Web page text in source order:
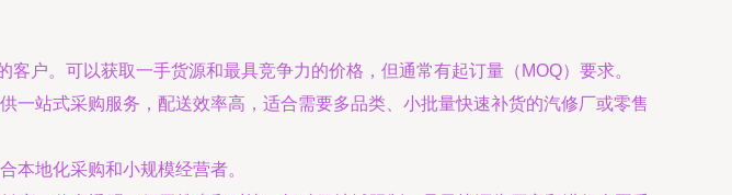
户。可以获取一手货源和最具竞争力的价格，但通常有起订量（MOQ）要求。
一站式采购服务，配送效率高，适合需要多品类、小批量快速补货的汽修厂或零售
本地化采购和小规模经营者。